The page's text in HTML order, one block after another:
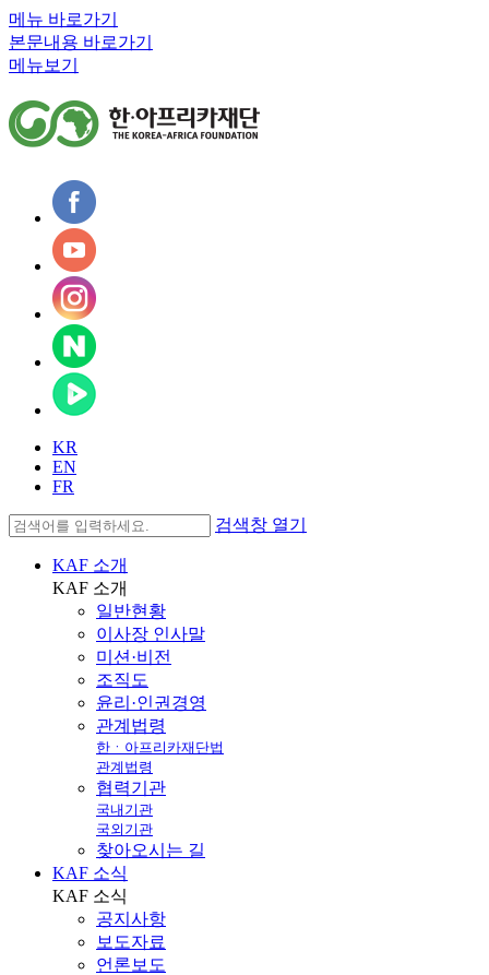
메뉴 바로가기
본문내용 바로가기
메뉴보기
KR
EN
FR
검색창 열기
KAF 소개
KAF 소개
일반현황
이사장 인사말
미션·비전
조직도
윤리·인권경영
관계법령
한ㆍ아프리카재단법
관계법령
협력기관
국내기관
국외기관
찾아오시는 길
KAF 소식
KAF 소식
공지사항
보도자료
언론보도